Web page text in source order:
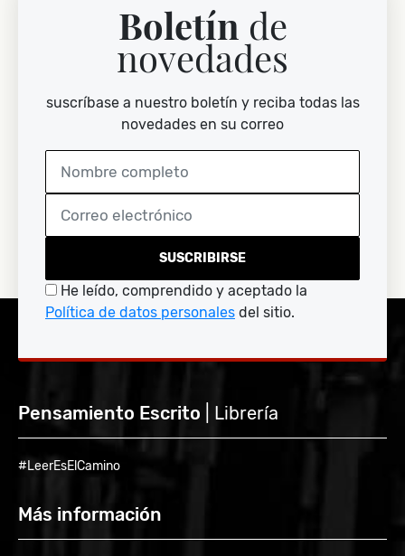
Boletín de
novedades
suscríbase a nuestro boletín y reciba todas las
novedades en su correo
SUSCRIBIRSE
He leído, comprendido y aceptado la
Política de datos personales del sitio.
Pensamiento Escrito | Librería
#LeerEsElCamino
Más información